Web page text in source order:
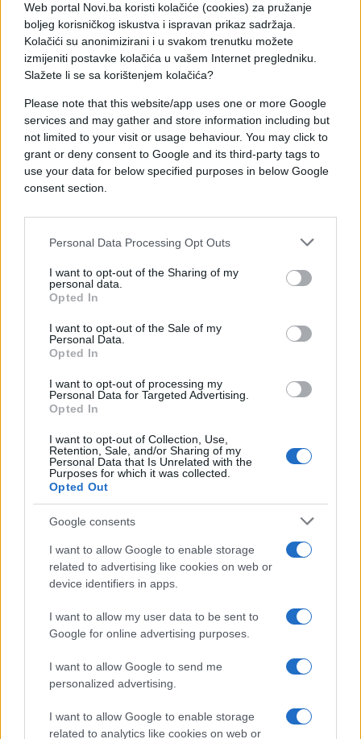
Web portal Novi.ba koristi kolačiće (cookies) za pružanje
boljeg korisničkog iskustva i ispravan prikaz sadržaja.
Kolačići su anonimizirani i u svakom trenutku možete
izmijeniti postavke kolačića u vašem Internet pregledniku.
Slažete li se sa korištenjem kolačića?
Please note that this website/app uses one or more Google
services and may gather and store information including but
not limited to your visit or usage behaviour. You may click to
grant or deny consent to Google and its third-party tags to
use your data for below specified purposes in below Google
consent section.
Personal Data Processing Opt Outs
I want to opt-out of the Sharing of my
personal data.
Opted In
I want to opt-out of the Sale of my
Personal Data.
Opted In
I want to opt-out of processing my
Personal Data for Targeted Advertising.
Opted In
I want to opt-out of Collection, Use,
Retention, Sale, and/or Sharing of my
Personal Data that Is Unrelated with the
Purposes for which it was collected.
Opted Out
Google consents
I want to allow Google to enable storage
related to advertising like cookies on web or
device identifiers in apps.
I want to allow my user data to be sent to
Google for online advertising purposes.
I want to allow Google to send me
personalized advertising.
I want to allow Google to enable storage
related to analytics like cookies on web or
"Posle svega, osmeh je opet tu. Vratila sam se
među svoje kandidate, muziku i scenu koju volim.
Hvala svima koji su bili uz mene u teškim
trenucima. Idemo dalje - još jače i sa još više
ljubavi", poručila je muzička zvijezda.
#Zorica Brunclik